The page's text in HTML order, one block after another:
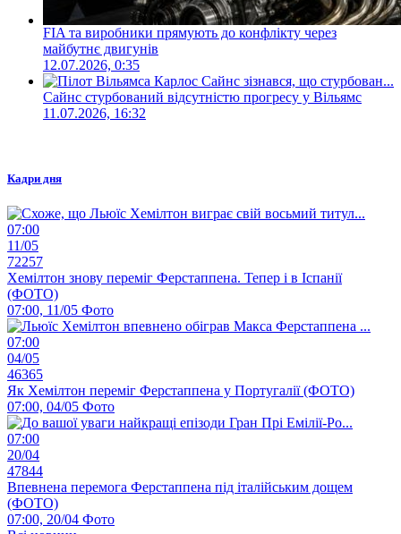
FIA та виробники прямують до конфлікту через
майбутнє двигунів
12.07.2026, 0:35
Сайнс стурбований відсутністю прогресу у Вільямс
11.07.2026, 16:32
Кадри дня
07:00
11/05
72257
Хемілтон знову переміг Ферстаппена. Тепер і в Іспанії
(ФОТО)
07:00, 11/05 Фото
07:00
04/05
46365
Як Хемілтон переміг Ферстаппена у Португалії (ФОТО)
07:00, 04/05 Фото
07:00
20/04
47844
Впевнена перемога Ферстаппена під італійським дощем
(ФОТО)
07:00, 20/04 Фото